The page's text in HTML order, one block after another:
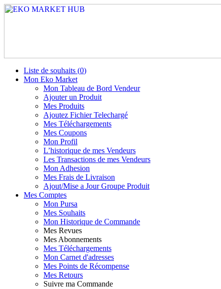
Liste de souhaits (0)
Mon Eko Market
Mon Tableau de Bord Vendeur
Ajouter un Produit
Mes Produits
Ajoutez Fichier Telechargé
Mes Téléchargements
Mes Coupons
Mon Profil
L’historique de mes Vendeurs
Les Transactions de mes Vendeurs
Mon Adhesion
Mes Frais de Livraison
Ajout/Mise a Jour Groupe Produit
Mes Comptes
Mon Pursa
Mes Souhaits
Mon Historique de Commande
Mes Revues
Mes Abonnements
Mes Téléchargements
Mon Carnet d'adresses
Mes Points de Récompense
Mes Retours
Suivre ma Commande